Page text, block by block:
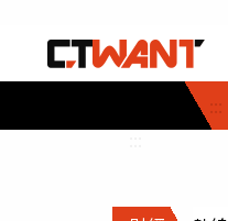
:::
社會首頁
時事
調查